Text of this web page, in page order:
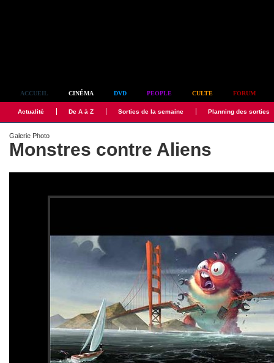
ACCUEIL CINÉMA DVD PEOPLE CULTE FORUM
Actualité De A à Z Sorties de la semaine Planning des sorties
Galerie Photo
Monstres contre Aliens